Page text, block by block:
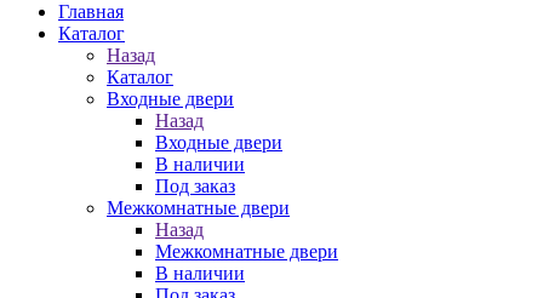
Главная
Каталог
Назад
Каталог
Входные двери
Назад
Входные двери
В наличии
Под заказ
Межкомнатные двери
Назад
Межкомнатные двери
В наличии